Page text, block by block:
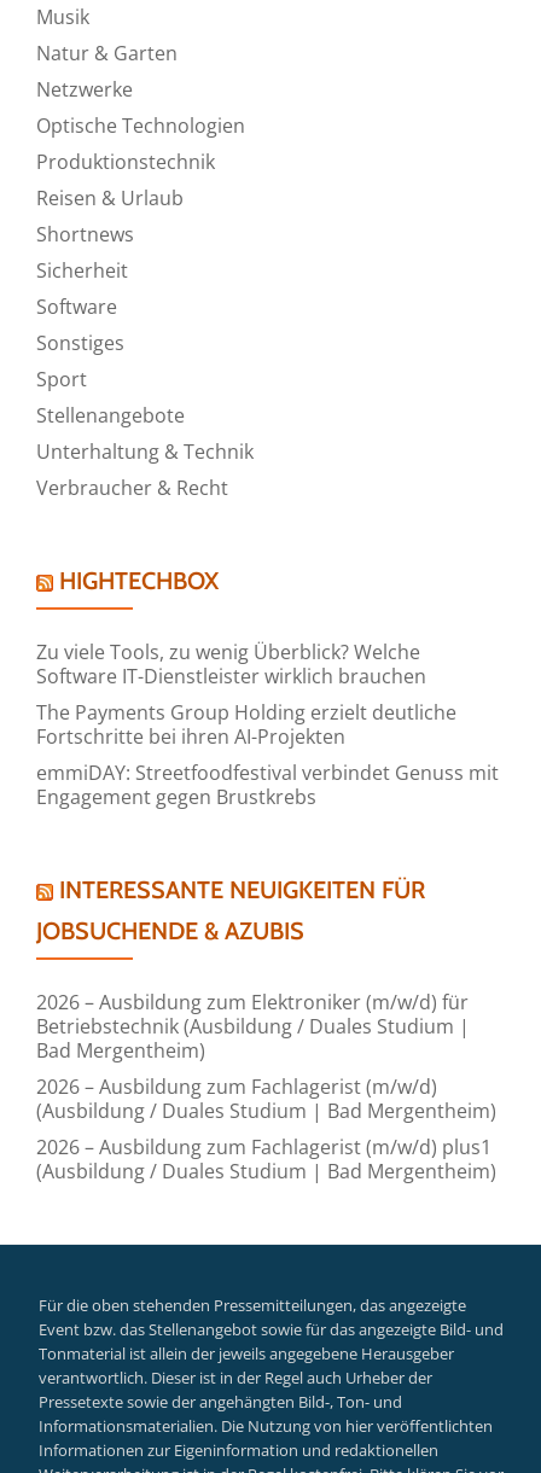
Musik
Natur & Garten
Netzwerke
Optische Technologien
Produktionstechnik
Reisen & Urlaub
Shortnews
Sicherheit
Software
Sonstiges
Sport
Stellenangebote
Unterhaltung & Technik
Verbraucher & Recht
HIGHTECHBOX
Zu viele Tools, zu wenig Überblick? Welche
Software IT-Dienstleister wirklich brauchen
The Payments Group Holding erzielt deutliche
Fortschritte bei ihren AI-Projekten
emmiDAY: Streetfoodfestival verbindet Genuss mit
Engagement gegen Brustkrebs
INTERESSANTE NEUIGKEITEN FÜR
JOBSUCHENDE & AZUBIS
2026 – Ausbildung zum Elektroniker (m/w/d) für
Betriebstechnik (Ausbildung / Duales Studium |
Bad Mergentheim)
2026 – Ausbildung zum Fachlagerist (m/w/d)
(Ausbildung / Duales Studium | Bad Mergentheim)
2026 – Ausbildung zum Fachlagerist (m/w/d) plus1
(Ausbildung / Duales Studium | Bad Mergentheim)
Für die oben stehenden Pressemitteilungen, das angezeigte
Event bzw. das Stellenangebot sowie für das angezeigte Bild- und
Tonmaterial ist allein der jeweils angegebene Herausgeber
verantwortlich. Dieser ist in der Regel auch Urheber der
Pressetexte sowie der angehängten Bild-, Ton- und
Informationsmaterialien. Die Nutzung von hier veröffentlichten
Informationen zur Eigeninformation und redaktionellen